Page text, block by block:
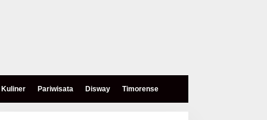
Kuliner Pariwisata Disway Timorense